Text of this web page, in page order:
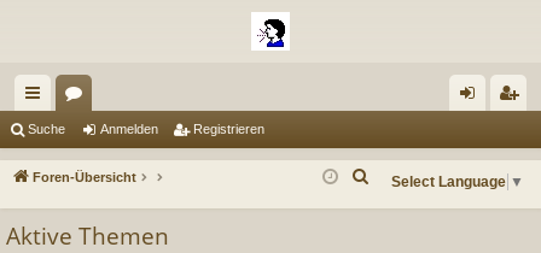
ch
ne
ug
en m ist
Suche Anmelden Registrieren
Foren-Übersicht Select Language ▼
Aktive Themen